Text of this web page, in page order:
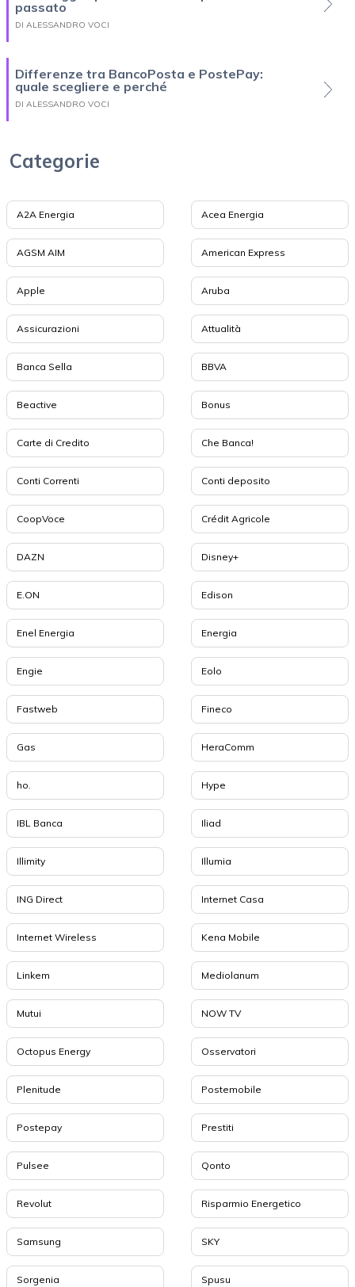
passato
DI ALESSANDRO VOCI
Differenze tra BancoPosta e PostePay:
quale scegliere e perché
DI ALESSANDRO VOCI
Categorie
A2A Energia Acea Energia
AGSM AIM American Express
Apple Aruba
Assicurazioni Attualità
Banca Sella BBVA
Beactive Bonus
Carte di Credito Che Banca!
Conti Correnti Conti deposito
CoopVoce Crédit Agricole
DAZN Disney+
E.ON Edison
Enel Energia Energia
Engie Eolo
Fastweb Fineco
Gas HeraComm
ho. Hype
IBL Banca Iliad
Illimity Illumia
ING Direct Internet Casa
Internet Wireless Kena Mobile
Linkem Mediolanum
Mutui NOW TV
Octopus Energy Osservatori
Plenitude Postemobile
Postepay Prestiti
Pulsee Qonto
Revolut Risparmio Energetico
Samsung SKY
Sorgenia Spusu